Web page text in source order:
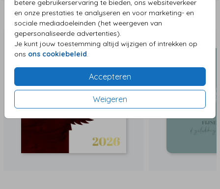
betere gebruikerservaring te bieden, ons websiteverkeer
en onze prestaties te analyseren en voor marketing- en
sociale mediadoeleinden (het weergeven van
gepersonaliseerde advertenties).
Je kunt jouw toestemming altijd wijzigen of intrekken op
ons ons cookiebeleid
Accepteren
Weigeren
Aanbevolen